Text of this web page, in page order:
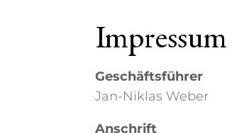
Impressum
Geschäftsführer
Jan-Niklas Weber
Anschrift